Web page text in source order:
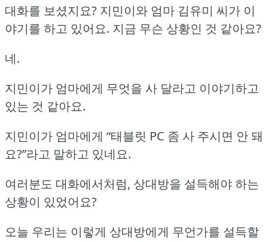
대화를 보셨지요? 지민이와 엄마 김유미 씨가 이
야기를 하고 있어요. 지금 무슨 상황인 것 같아요?
네.
지민이가 엄마에게 무엇을 사 달라고 이야기하고
있는 것 같아요.
지민이가 엄마에게 “태블릿 PC 좀 사 주시면 안 돼
요?”라고 말하고 있네요.
여러분도 대화에서처럼, 상대방을 설득해야 하는
상황이 있었어요?
오늘 우리는 이렇게 상대방에게 무언가를 설득할